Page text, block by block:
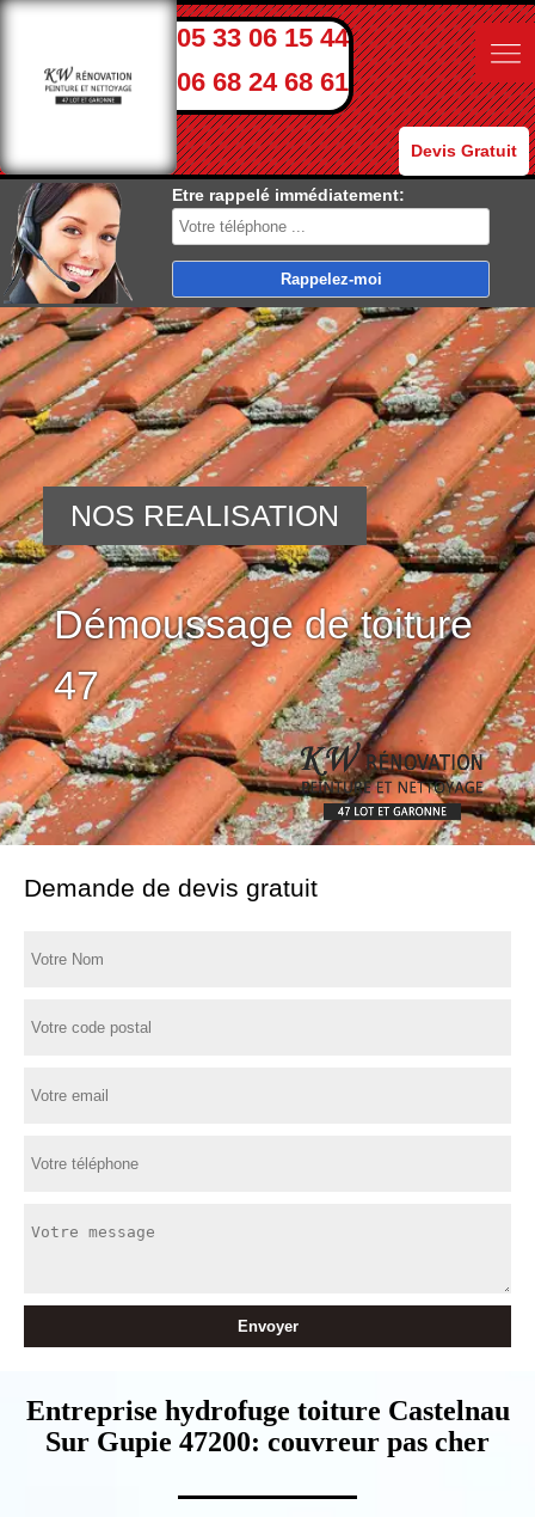
05 33 06 15 44
06 68 24 68 61
Devis Gratuit
Etre rappelé immédiatement:
Démoussage de toiture
47
NOS REALISATION
Demande de devis gratuit
Entreprise hydrofuge toiture Castelnau
Sur Gupie 47200: couvreur pas cher